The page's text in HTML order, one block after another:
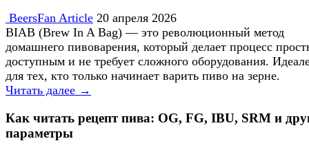
BeersFan Article 20 апреля 2026
BIAB (Brew In A Bag) — это революционный метод
домашнего пивоварения, который делает процесс
доступным и не требует сложного оборудования.
для тех, кто только начинает варить пиво на зерне.
Читать далее →
Как читать рецепт пива: OG, FG, IBU, SRM и
параметры